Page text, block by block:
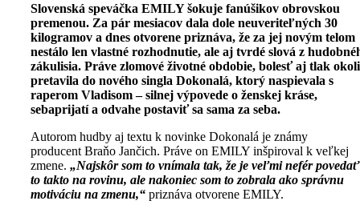
Slovenská speváčka EMILY šokuje fanúšikov obrovskou
premenou. Za pár mesiacov dala dole neuveriteľných 30
kilogramov a dnes otvorene priznáva, že za jej novým telom
nestálo len vlastné rozhodnutie, ale aj tvrdé slová z
zákulisia. Práve zlomové životné obdobie, bolesť aj tlak
pretavila do nového singla Dokonalá, ktorý naspievala s
raperom Vladisom – silnej výpovede o ženskej kráse,
sebaprijatí a odvahe postaviť sa sama za seba.
Autorom hudby aj textu k novinke Dokonalá je známy
producent Braňo Jančich. Práve on EMILY inšpiroval k veľkej
zmene. „Najskôr som to vnímala tak, že je veľmi nefér
to takto na rovinu, ale nakoniec som to zobrala ako správnu
motiváciu na zmenu,“ priznáva otvorene EMILY.